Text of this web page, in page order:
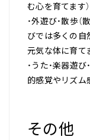
む心を育てます）
・外遊び・散歩
びでは多くの自
元気な体に育て
・うた・楽器遊
的感覚やリズム
その他